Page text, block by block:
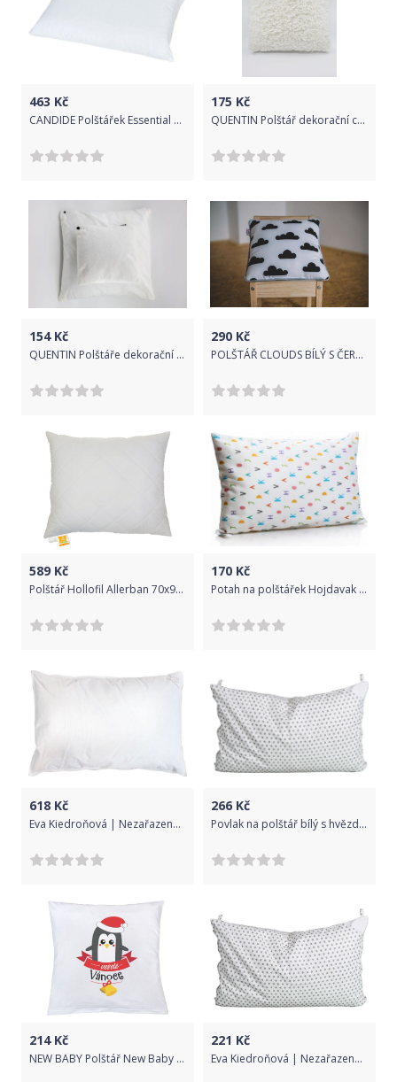
463 Kč
CANDIDE Polštářek Essential 60x40 cm
175 Kč
QUENTIN Polštář dekorační chlup 40 x 40 cm bílá
154Kč
QUENTIN Polštáře dekorační s výplní 2 ks bílá
290 Kč
POLŠTÁŘ CLOUDS BÍLÝ S ČERNÝMI MRAKY, ŠEDÝ LEM
589 Kč
Polštář Hollofil Allerban 70x90 cm
170 Kč
Potah na polštářek Hojdavak Barevná Písmenka 2019
618 Kč
Eva Kiedroňová | Nezařazeno | Dětský péřový polštář - 60x40cm | Bílá |
266 Kč
Povlak na polštář bílý s hvězdičkami - 60x40cm
214Kč
NEW BABY Polštář New Baby s potiskem veselé Vánoce 40x40 cm
221 Kč
Eva Kiedroňová | Nezařazeno | Povlak na polštář bílý s hvězdičkami - 60x40cm | Bílá |